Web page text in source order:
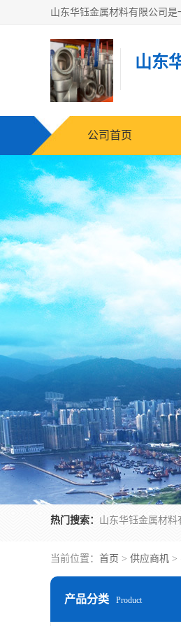
山东
公司首页
热门搜索：
当前位置： 首页 > 供应商机 >
产品分类 Product